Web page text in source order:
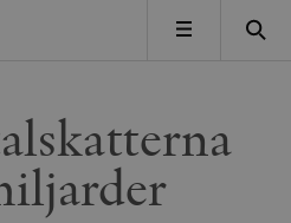
MENY